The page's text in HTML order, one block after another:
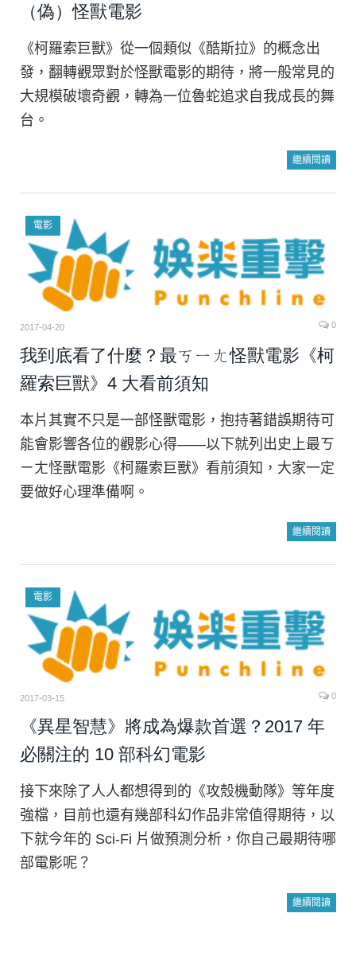
（偽）怪獸電影
《柯羅索巨獸》從一個類似《酷斯拉》的概念出
發，翻轉觀眾對於怪獸電影的期待，將一般常見的
大規模破壞奇觀，轉為一位魯蛇追求自我成長的舞
台。
繼續閱讀
電影
2017-04-20 0
我到底看了什麼？最ㄎㄧㄤ怪獸電影《柯
羅索巨獸》4 大看前須知
本片其實不只是一部怪獸電影，抱持著錯誤期待可
能會影響各位的觀影心得——以下就列出史上最ㄎ
ㄧㄤ怪獸電影《柯羅索巨獸》看前須知，大家一定
要做好心理準備啊。
繼續閱讀
電影
2017-03-15 0
《異星智慧》將成為爆款首選？2017 年
必關注的 10 部科幻電影
接下來除了人人都想得到的《攻殼機動隊》等年度
強檔，目前也還有幾部科幻作品非常值得期待，以
下就今年的 Sci-Fi 片做預測分析，你自己最期待哪
部電影呢？
繼續閱讀